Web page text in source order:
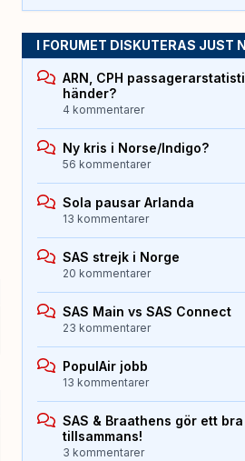
I FORUMET DISKUTERAS JUST
ARN, CPH
händer?
4 kommentarer
Ny kris i Norse/Indigo?
56 kommentarer
Sola pausar Arlanda
13 kommentarer
SAS strejk i Norge
20 kommentarer
SAS Main vs SAS Connect
23 kommentarer
PopulAir jobb
13 kommentarer
SAS & Braathens gör ett
tillsammans!
3 kommentarer